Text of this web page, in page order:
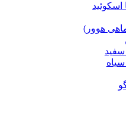
اسکوئید
هوور)
سفید